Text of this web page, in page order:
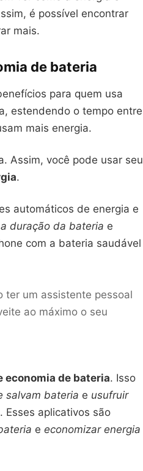
é possível encontrar
mais.
de bateria
para quem usa
estendendo o tempo entre
mais energia.
Assim, você pode usar seu
.
automáticos de energia e
duração da bateria e
com a bateria saudável
ter um assistente pessoal
ao máximo o seu
economia de bateria. Isso
salvam bateria e usufruir
. Esses aplicativos são
e economizar energia